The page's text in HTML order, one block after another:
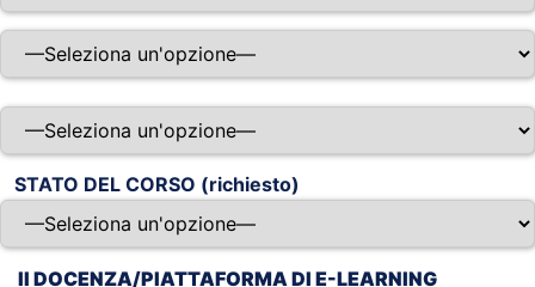
STATO DEL CORSO (richiesto)
II DOCENZA/PIATTAFORMA DI E-LEARNING